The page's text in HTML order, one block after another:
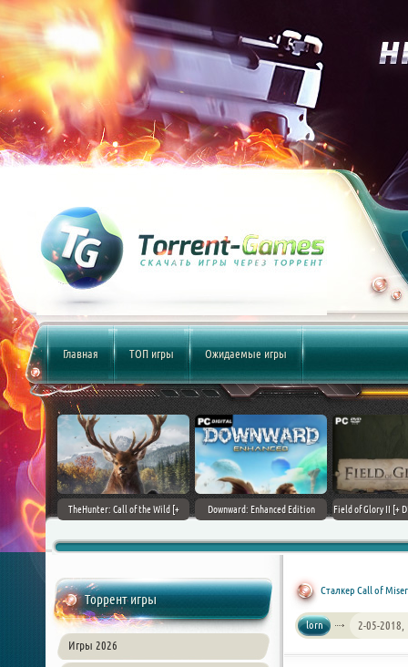
Главная ТОП игры Ожидаемые игры
(2017)
TheHunter: Call of the Wild [+
Downward: Enhanced Edition
Field of Glory II [+
Торрент игры
Игры 2026
Сталкер Call of
lorn 2-05-2018,